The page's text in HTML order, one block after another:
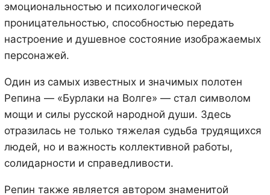
эмоциональностью и психологической
проницательностью, способностью передать
настроение и душевное состояние изображаемых
персонажей.
Один из самых известных и значимых полотен
Репина — «Бурлаки на Волге» — стал символом
мощи и силы русской народной души. Здесь
отразилась не только тяжелая судьба трудящихся
людей, но и важность коллективной работы,
солидарности и справедливости.
Репин также является автором знаменитой